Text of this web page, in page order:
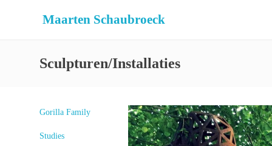
Maarten Schaubroeck
Sculpturen/Installaties
Gorilla Family
Studies